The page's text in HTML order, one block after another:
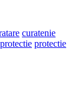
curatenie
protectie protectie